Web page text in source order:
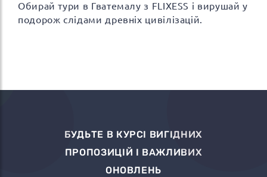
Обирай тури в Гватемалу з FLIXESS і вирушай у
подорож слідами древніх цивілізацій.
БУДЬТЕ В КУРСІ ВИГІДНИХ
ПРОПОЗИЦІЙ І ВАЖЛИВИХ
ОНОВЛЕНЬ